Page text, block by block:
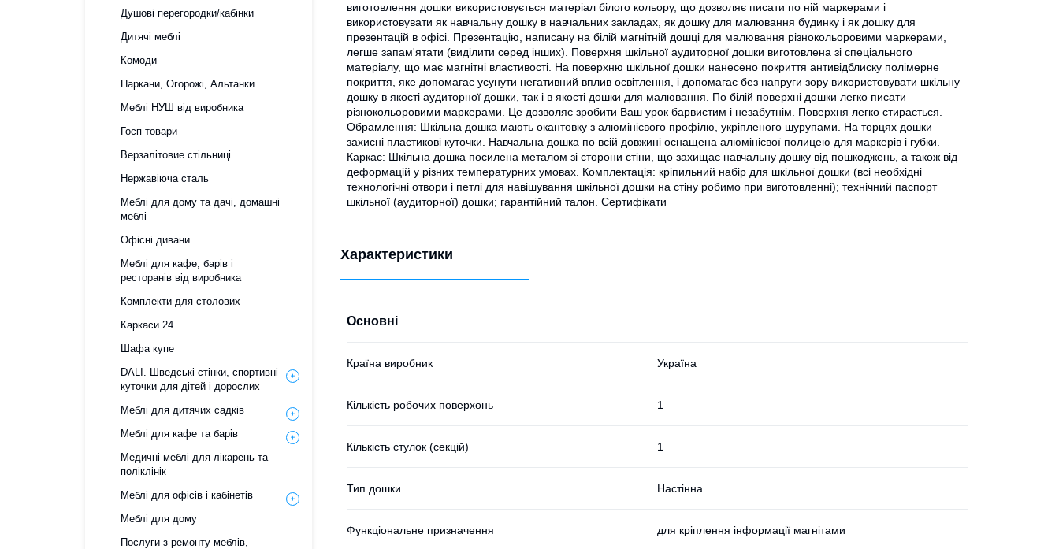
виготовлення дошки використовується матеріал білого кольору, що дозволяє писати по ній маркерами і
використовувати як навчальну дошку в навчальних закладах, як дошку для малювання будинку і як дошку для
презентацій в офісі. Презентацію, написану на білій магнітній дошці для малювання різнокольоровими маркерами,
легше запам'ятати (виділити серед інших). Поверхня шкільної аудиторної дошки виготовлена зі спеціального
матеріалу, що має магнітні властивості. На поверхню шкільної дошки нанесено покриття антивідблиску полімерне
покриття, яке допомагає усунути негативний вплив освітлення, і допомагає без напруги зору використовувати шкільну
дошку в якості аудиторної дошки, так і в якості дошки для малювання. По білій поверхні дошки легко писати
різнокольоровими маркерами. Це дозволяє зробити Ваш урок барвистим і незабутнім. Поверхня легко стирається.
Обрамлення: Шкільна дошка мають окантовку з алюмінієвого профілю, укріпленого шурупами. На торцях дошки —
захисні пластикові куточки. Навчальна дошка по всій довжині оснащена алюмінієвої полицею для маркерів і губки.
Каркас: Шкільна дошка посилена металом зі сторони стіни, що захищає навчальну дошку від пошкоджень, а також від
деформацій у різних температурних умовах. Комплектація: кріпильний набір для шкільної дошки (всі необхідні
технологічні отвори і петлі для навішування шкільної дошки на стіну робимо при виготовленні); технічний паспорт
шкільної (аудиторної) дошки; гарантійний талон. Сертифікати
Характеристики
Основні
Країна виробник Україна
Кількість робочих поверхонь 1
Кількість стулок (секцій) 1
Тип дошки Настінна
Функціональне призначення для кріплення інформації магнітами
Душові перегородки/кабінки
Дитячі меблі
Комоди
Паркани, Огорожі, Альтанки
Меблі НУШ від виробника
Госп товари
Верзалітовие стільниці
Нержавіюча сталь
Меблі для дому та дачі, домашні
меблі
Офісні дивани
Меблі для кафе, барів і
ресторанів від виробника
Комплекти для столових
Каркаси 24
Шафа купе
DALI. Шведські стінки, спортивні
куточки для дітей і дорослих
Меблі для дитячих садків
Меблі для кафе та барів
Медичні меблі для лікарень та
поліклінік
Меблі для офісів і кабінетів
Меблі для дому
Послуги з ремонту меблів,